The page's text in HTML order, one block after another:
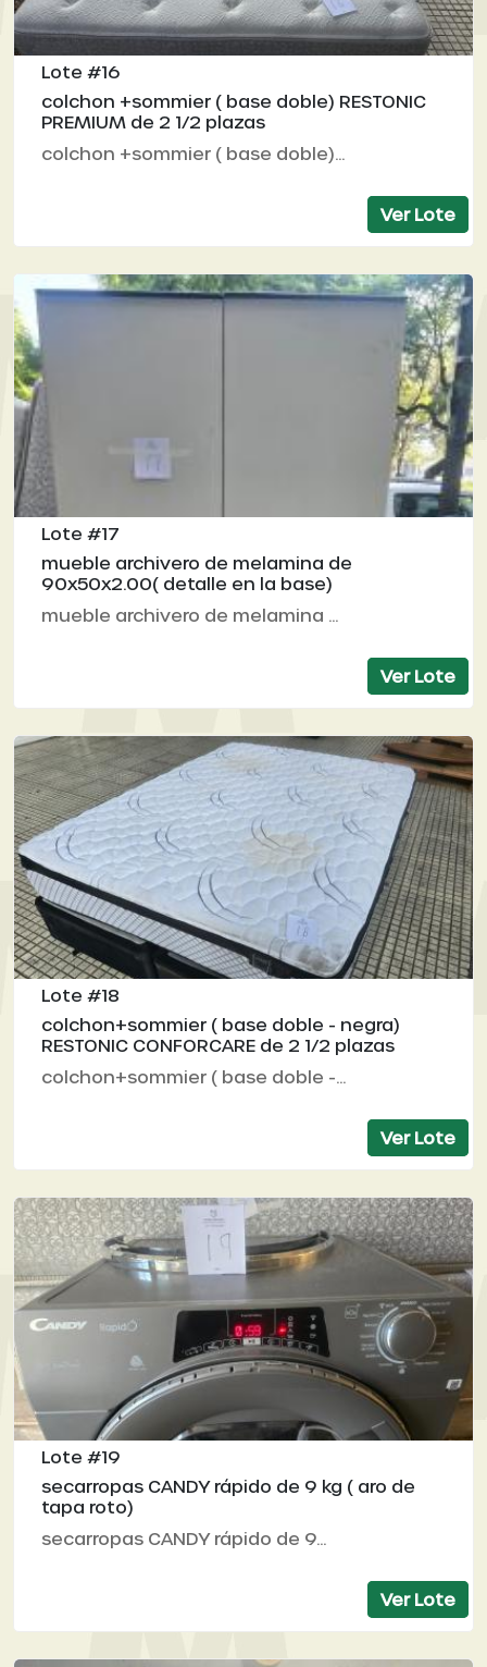
Lote #16
colchon +sommier ( base doble) RESTONIC
PREMIUM de 2 1/2 plazas
colchon +sommier ( base doble)...
Ver Lote
Lote #17
mueble archivero de melamina de
90x50x2.00( detalle en la base)
mueble archivero de melamina ...
Ver Lote
Lote #18
colchon+sommier ( base doble - negra)
RESTONIC CONFORCARE de 2 1/2 plazas
colchon+sommier ( base doble -...
Ver Lote
Lote #19
secarropas CANDY rápido de 9 kg ( aro de
tapa roto)
secarropas CANDY rápido de 9...
Ver Lote